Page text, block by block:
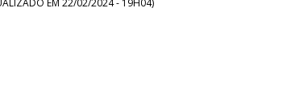
EM 22/02/2024 - 19H04)